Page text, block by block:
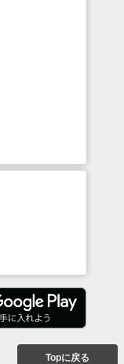
Topに戻る